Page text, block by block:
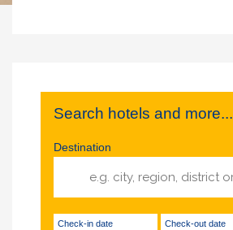
Search hotels and more...
Destination
Check-in date Check-out date